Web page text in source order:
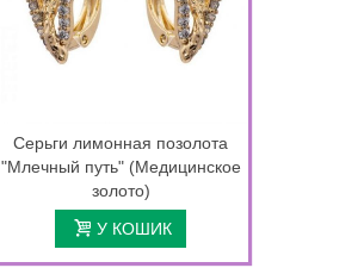
Серьги лимонная позолота
"Млечный путь" (Медицинское
золото)
У КОШИК